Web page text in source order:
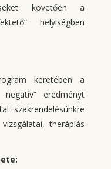
követően a
helyiségben
keretében a
eredményt
szakrendelésünkre
therápiás